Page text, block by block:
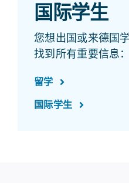
国际学生
您想出国或来德国
找到所有重要信息：
留学
国际学生